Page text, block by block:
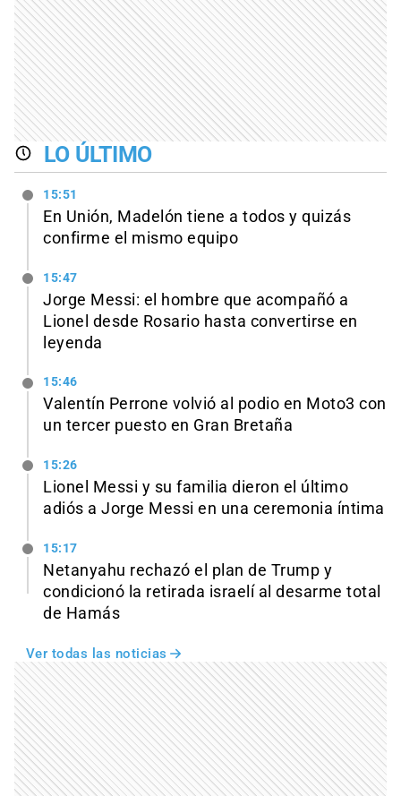
LO ÚLTIMO
15:51
En Unión, Madelón tiene a todos y quizás
confirme el mismo equipo
15:47
Jorge Messi: el hombre que acompañó a
Lionel desde Rosario hasta convertirse en
leyenda
15:46
Valentín Perrone volvió al podio en Moto3 con
un tercer puesto en Gran Bretaña
15:26
Lionel Messi y su familia dieron el último
adiós a Jorge Messi en una ceremonia íntima
15:17
Netanyahu rechazó el plan de Trump y
condicionó la retirada israelí al desarme total
de Hamás
Ver todas las noticias